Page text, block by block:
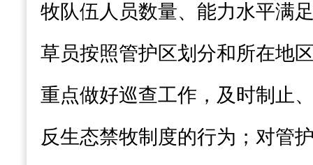
牧队伍人员数量、能力水平满
草员按照管护区划分和所在地
重点做好巡查工作，及时制止
反生态禁牧制度的行为；对管